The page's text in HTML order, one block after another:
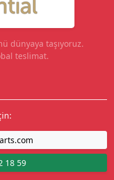
dünyaya taşıyoruz.
teslimat.
18 59